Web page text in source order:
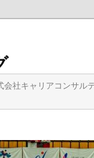
社キャリアコンサル